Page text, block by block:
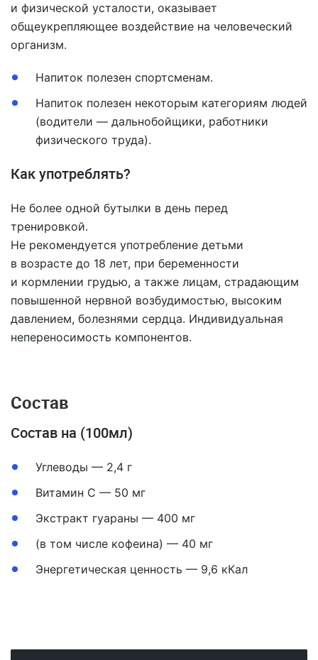
и физической усталости, оказывает
общеукрепляющее воздействие на человеческий
организм.
Напиток полезен спортсменам.
Напиток полезен некоторым категориям людей
(водители — дальнобойщики, работники
физического труда).
Как употреблять?
Не более одной бутылки в день перед
тренировкой.
Не рекомендуется употребление детьми
в возрасте до 18 лет, при беременности
и кормлении грудью, а также лицам, страдающим
повышенной нервной возбудимостью, высоким
давлением, болезнями сердца. Индивидуальная
непереносимость компонентов.
Состав
Состав на (100мл)
Углеводы — 2,4 г
Витамин С — 50 мг
Экстракт гуараны — 400 мг
(в том числе кофеина) — 40 мг
Энергетическая ценность — 9,6 кКал